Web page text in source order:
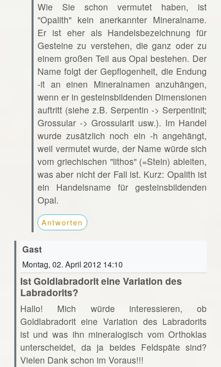
Wie Sie schon vermutet haben, ist
"Opalith" kein anerkannter Mineralname.
Er ist eher als Handelsbezeichnung für
Gesteine zu verstehen, die ganz oder zu
einem großen Teil aus Opal bestehen. Der
Name folgt der Gepflogenheit, die Endung
-it an einen Mineralnamen anzuhängen,
wenn er in gesteinsbildenden Dimensionen
auftritt (siehe z.B. Serpentin -> Serpentinit;
Grossular -> Grossularit usw.). Im Handel
wurde zusätzlich noch ein -h angehängt,
weil vermutet wurde, der Name würde sich
vom griechischen "lithos" (=Stein) ableiten,
was aber nicht der Fall ist. Kurz: Opalith ist
ein Handelsname für gesteinsbildenden
Opal.
Antworten
Gast
Montag, 02. April 2012 14:10
Ist Goldlabradorit eine Variation des
Labradorits?
Hallo! Mich würde interessieren, ob
Goldlabradorit eine Variation des Labradorits
ist und was ihn mineralogisch vom Orthoklas
unterscheidet, da ja beides Feldspäte sind?
Vielen Dank schon im Voraus!!!